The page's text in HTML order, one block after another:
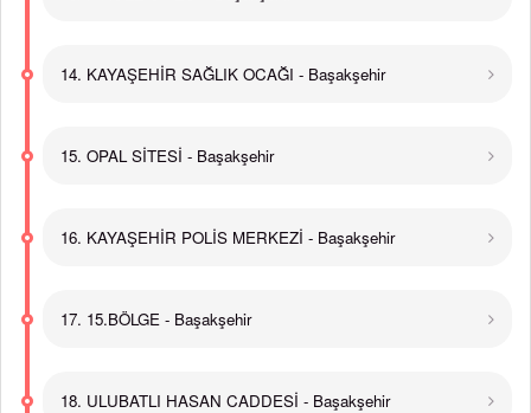
14. KAYAŞEHİR SAĞLIK OCAĞI - Başakşehir
15. OPAL SİTESİ - Başakşehir
16. KAYAŞEHİR POLİS MERKEZİ - Başakşehir
17. 15.BÖLGE - Başakşehir
18. ULUBATLI HASAN CADDESİ - Başakşehir